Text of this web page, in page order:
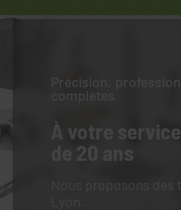
Précision,
complètes
À votre service
de 20 ans
Nous proposons des